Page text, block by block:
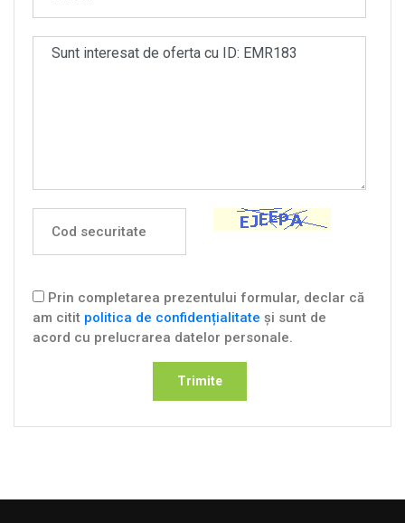
Prin completarea prezentului formular, declar că
am citit politica de confidențialitate și sunt de
acord cu prelucrarea datelor personale.